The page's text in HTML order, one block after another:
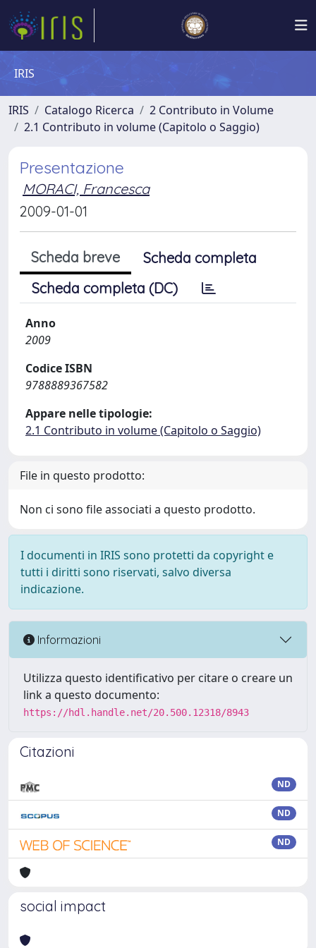
IRIS
IRIS Catalogo Ricerca
2 Contributo in Volume
2.1 Contributo in volume (Capitolo o Saggio)
Presentazione
MORACI, Francesca
2009-01-01
Scheda breve
Scheda completa
Scheda completa (DC)
Anno
2009
Codice ISBN
9788889367582
Appare nelle tipologie:
2.1 Contributo in volume (Capitolo o Saggio)
File in questo prodotto:
Non ci sono file associati a questo prodotto.
I documenti in IRIS sono protetti da copyright e
tutti i diritti sono riservati, salvo diversa
indicazione.
Informazioni
Utilizza questo identificativo per citare o creare un
link a questo documento:
https://hdl.handle.net/20.500.12318/8943
Citazioni
ND
ND
ND
social impact